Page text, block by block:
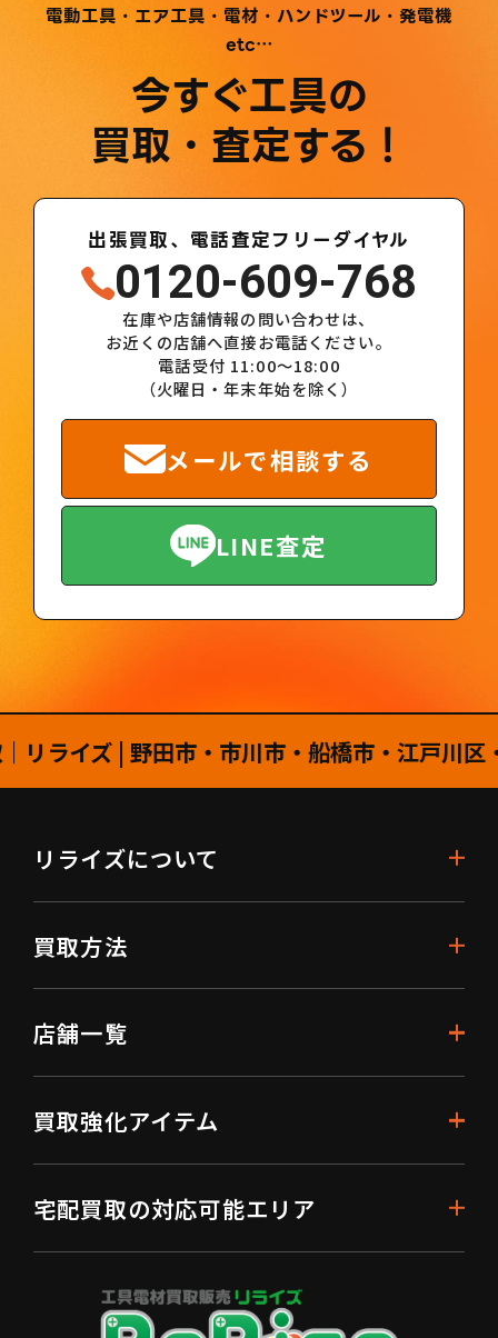
電動工具・エア工具・電材・ハンドツール・発電機
etc…
今すぐ工具の
買取・査定する！
出張買取、電話査定フリーダイヤル
0120-609-768
在庫や店舗情報の問い合わせは、
お近くの店舗へ直接お電話ください。
電話受付 11:00～18:00
（火曜日・年末年始を除く）
メールで相談する
LINE査定
イズ | 野田市・市川市・船橋市・江戸川区
リライズについて
買取方法
店舗一覧
買取強化アイテム
宅配買取の対応可能エリア